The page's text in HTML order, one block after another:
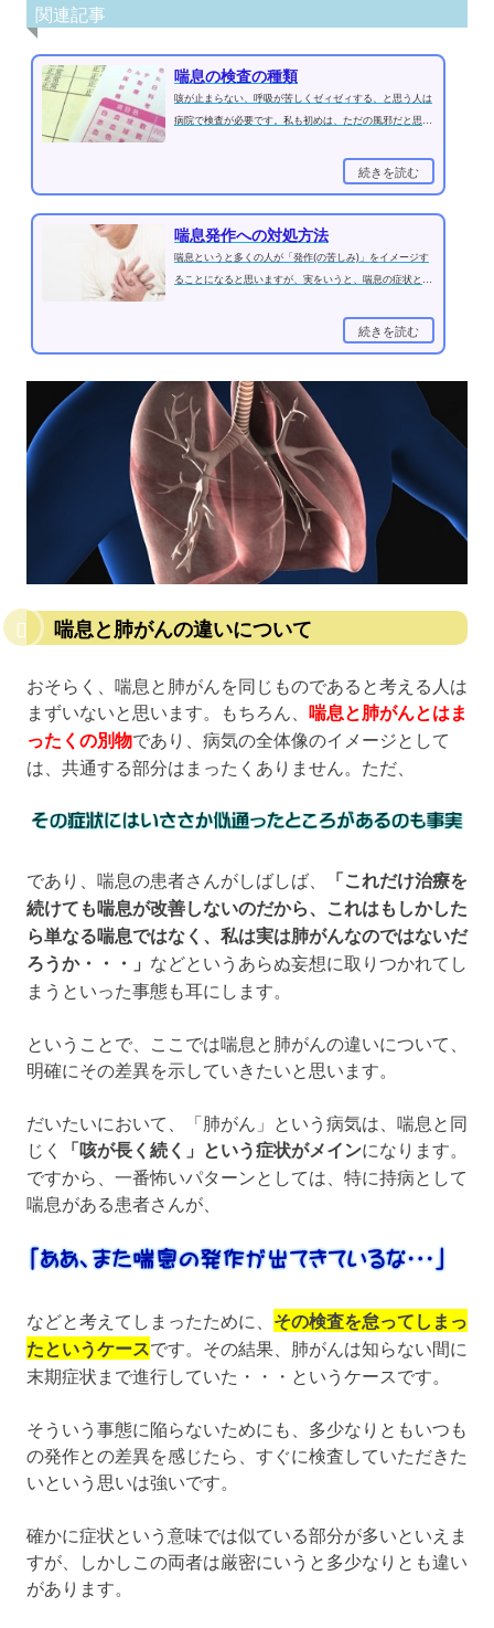
関連記事
喘息の検査の種類
咳が止まらない、呼吸が苦しくゼィゼィする、と思う人は
病院で検査が必要です。私も初めは、ただの風邪だと思っ
続きを読む
喘息発作への対処方法
喘息というと多くの人が「発作(の苦しみ)」をイメージす
ることになると思いますが、実をいうと、喘息の症状とい
続きを読む
喘息と肺がんの違いについて
おそらく、喘息と肺がんを同じものであると考える人は
まずいないと思います。もちろん、 喘息と肺がんとはま
ったくの別物であり、病気の全体像のイメージとして
は、共通する部分はまったくありません。ただ、
であり、喘息の患者さんがしばしば、
「これだけ治療を
続けても喘息が改善しないのだから、これはもしかした
ら単なる喘息ではなく、私は実は肺がんなのではないだ
ろうか・・・」 などというあらぬ妄想に取りつかれてし
まうといった事態も耳にします。
ということで、ここでは喘息と肺がんの違いについて、
明確にその差異を示していきたいと思います。
だいたいにおいて、「肺がん」という病気は、喘息と同
じく
「咳が長く続く」という症状がメインになります。
ですから、一番怖いパターンとしては、特に持病として
喘息がある患者さんが、
などと考えてしまったために、 その検査を怠ってしまっ
たというケースです。その結果、肺がんは知らない間に
末期症状まで進行していた・・・というケースです。
そういう事態に陥らないためにも、多少なりともいつも
の発作との差異を感じたら、すぐに検査していただきた
いという思いは強いです。
確かに症状という意味では似ている部分が多いといえま
すが、しかしこの両者は厳密にいうと多少なりとも違い
があります。